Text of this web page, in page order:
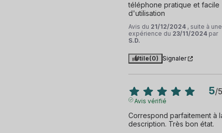
téléphone pratique et facile
d'utilisation
Avis du 21/12/2024 , suite à une
expérience du 23/11/2024 par
S.D.
Utile(0) Signaler
5/5
Avis vérifié
Correspond parfaitement à
description. Très bon état.